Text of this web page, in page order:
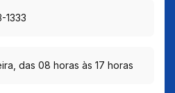
1333
das 08 horas às 17 horas